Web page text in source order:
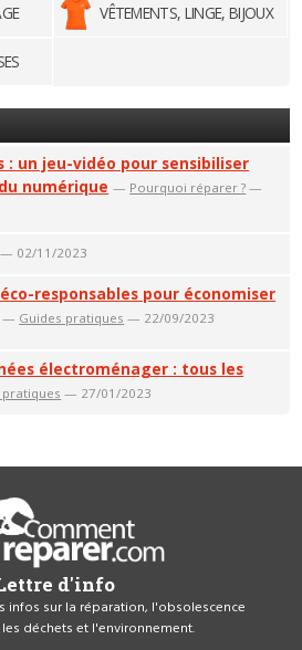
VÊTEMENTS, LINGE, BIJOUX
: un jeu-vidéo pour sensibiliser
numérique — Pourquoi réparer ? —
— 02/11/2023
éco-responsables pour économiser
— Guides pratiques — 22/09/2023
électroménager : tous les
pratiques — 27/01/2023
d'info
infos sur la réparation, l'obsolescence
déchets et l'environnement.